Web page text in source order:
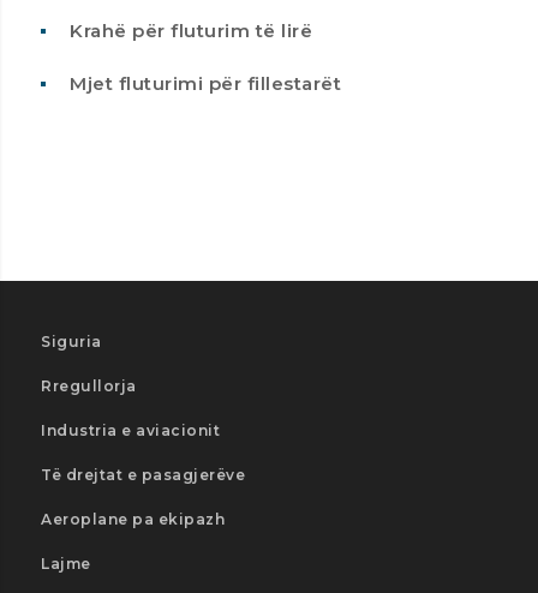
Krahë për fluturim të lirë
Mjet fluturimi për fillestarët
Siguria
Rregullorja
Industria e aviacionit
Të drejtat e pasagjerëve
Aeroplane pa ekipazh
Lajme